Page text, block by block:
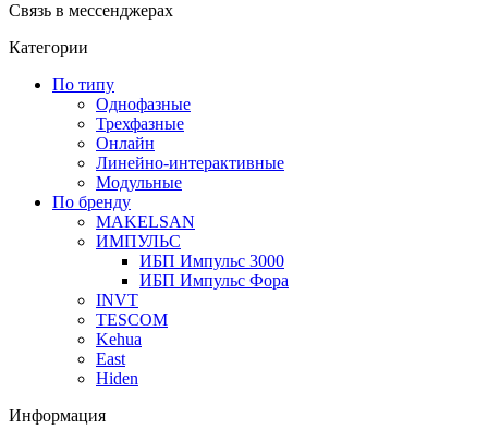
Связь в мессенджерах
Категории
По типу
Однофазные
Трехфазные
Онлайн
Линейно-интерактивные
Модульные
По бренду
MAKELSAN
ИМПУЛЬС
ИБП Импульс 3000
ИБП Импульс Фора
INVT
TESCOM
Kehua
East
Hiden
Информация